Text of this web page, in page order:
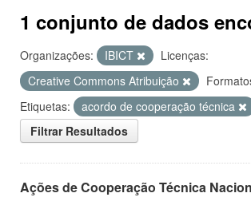
1 conjunto de dados
Organizações: IBICT
Licenças:
Creative Commons Atribuição
Etiquetas:
acordo de cooperação técnica
Filtrar Resultados
Ações de Cooperação Técnica